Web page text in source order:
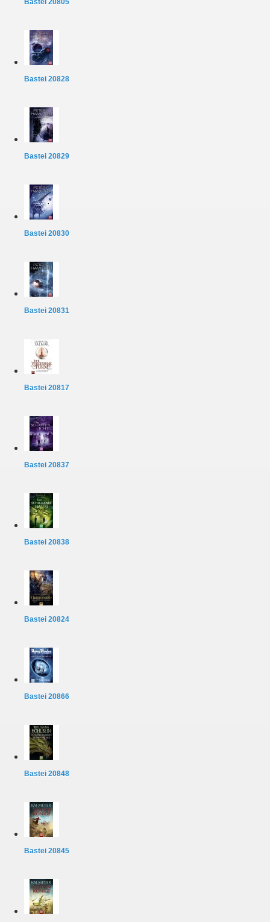
Bastei 20805
Bastei 20828
Bastei 20829
Bastei 20830
Bastei 20831
Bastei 20817
Bastei 20837
Bastei 20838
Bastei 20824
Bastei 20866
Bastei 20848
Bastei 20845